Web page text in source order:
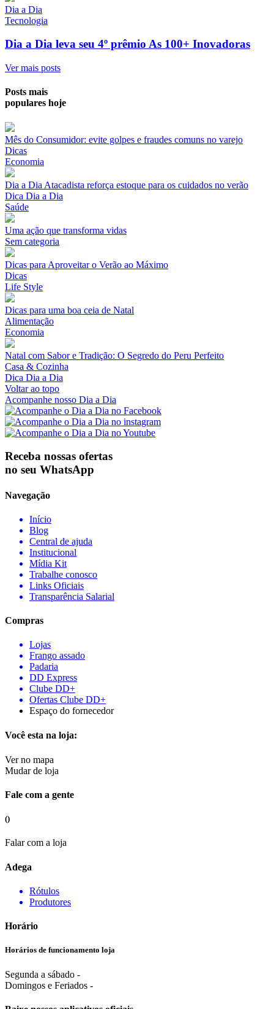
Dia a Dia
Tecnologia
Dia a Dia leva seu 4º prêmio As 100+ Inovadoras
Ver mais posts
Posts mais
populares hoje
Mês do Consumidor: evite golpes e fraudes comuns no varejo
Dicas
Economia
Dia a Dia Atacadista reforça estoque para os cuidados no verão
Dica Dia a Dia
Saúde
Uma ação que transforma vidas
Sem categoria
Dicas para Aproveitar o Verão ao Máximo
Dicas
Life Style
Dicas para uma boa ceia de Natal
Alimentação
Economia
Natal com Sabor e Tradição: O Segredo do Peru Perfeito
Casa & Cozinha
Dica Dia a Dia
Voltar ao topo
Acompanhe nosso Dia a Dia
Receba nossas ofertas
no seu WhatsApp
Navegação
Início
Blog
Central de ajuda
Institucional
Mídia Kit
Trabalhe conosco
Links Oficiais
Transparência Salarial
Compras
Lojas
Frango assado
Padaria
DD Express
Clube DD+
Ofertas Clube DD+
Espaço do fornecedor
Você esta na loja:
Ver no mapa
Mudar de loja
Fale com a gente
()
Falar com a loja
Adega
Rótulos
Produtores
Horário
Horários de funcionamento loja
Segunda a sábado -
Domingos e Feriados -